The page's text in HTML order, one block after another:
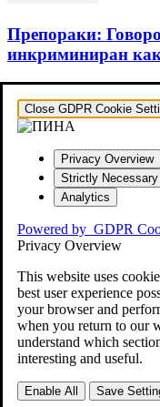
Препораки:
инкриминиран
Close GDPR Cookie
Privacy Overview
Strictly Necessary
Analytics
Powered by GDPR
Privacy Overview
This website uses
best user experience
your browser and
when you return to our
understand which
interesting and useful.
Enable All Save